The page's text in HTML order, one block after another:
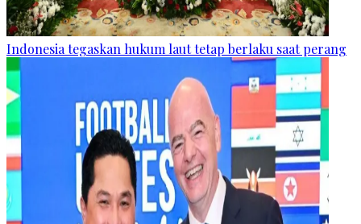
Indonesia tegaskan hukum laut tetap berlaku saat perang